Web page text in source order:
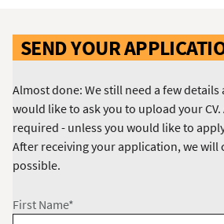
SEND YOUR
Almost done: We still need a few
would like to ask you to upload your
required - unless you would like to
After receiving your application, we will
possible.
First Name*